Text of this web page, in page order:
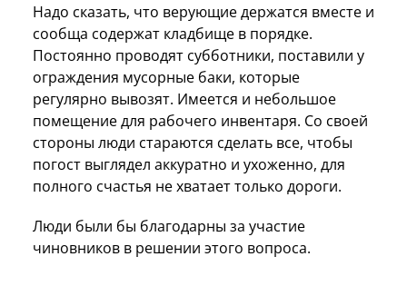
Надо сказать, что верующие держатся вместе и
сообща содержат кладбище в порядке.
Постоянно проводят субботники, поставили у
ограждения мусорные баки, которые
регулярно вывозят. Имеется и небольшое
помещение для рабочего инвентаря. Со своей
стороны люди стараются сделать все, чтобы
погост выглядел аккуратно и ухоженно, для
полного счастья не хватает только дороги.
Люди были бы благодарны за участие
чиновников в решении этого вопроса.